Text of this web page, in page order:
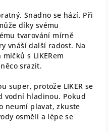
Snadno se hází. Při
díky svému
tvarování mírně
vnáší další radost. Na
s LIKERem
srazit.
super, protože LIKER se
vodní hladinou. Pokud
neumí plavat, zkuste
osmělí a lépe se